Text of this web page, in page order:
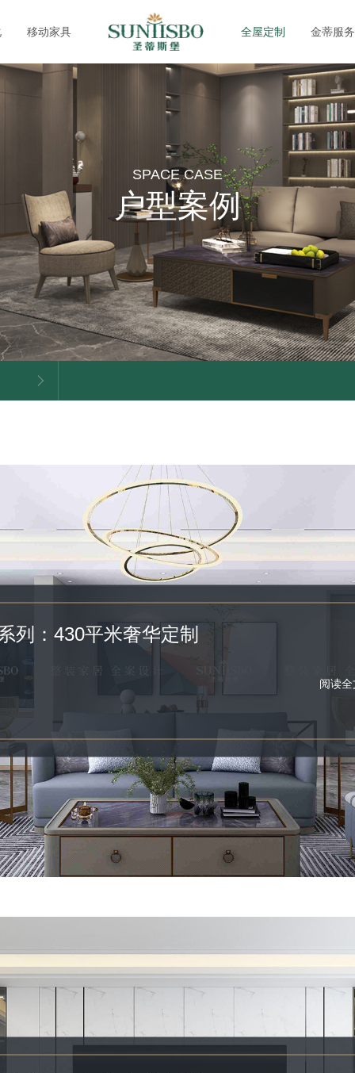
移动家具 全屋定制 金蒂服务
SPACE CASE
户型案例
列：430平米奢华定制
阅读全